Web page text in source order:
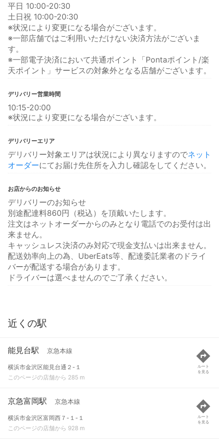
平日 10:00-20:30
土日祝 10:00-20:30
※状況により変更になる場合がございます。
※一部店舗ではご利用いただけない決済方法がございま
す。
※一部電子決済において共通ポイント「Pontaポイント/楽
天ポイント」サービスの対象外となる店舗がございます。
デリバリー営業時間
10:15-20:00
※状況により変更になる場合がございます。
デリバリーエリア
デリバリー対象エリアは状況により異なりますのでネット
オーダーにてお届け先住所を入力し確認をしてください。
お店からのお知らせ
デリバリーのお知らせ
別途配達料860円（税込）を頂戴いたします。
注文はネットオーダーからのみとなり電話でのお受付は出
来ません。
キャッシュレス決済のみ対応で現金支払いは出来ません。
配送効率向上の為、UberEats等、配達委託業者のドライ
バーが配送する場合があります。
ドライバーは選べませんのでご了承ください。
近くの駅
能見台駅 京急本線
横浜市金沢区能見台通２-１
このページの店舗から 285 m
ルート
を見る
京急富岡駅 京急本線
横浜市金沢区富岡西７-１-１
このページの店舗から 928 m
ルート
を見る